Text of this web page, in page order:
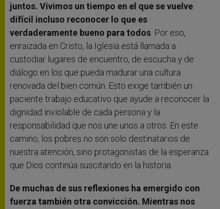
juntos. Vivimos un tiempo en el que se vuelve
difícil incluso reconocer lo que es
verdaderamente bueno para todos . Por eso,
enraizada en Cristo, la Iglesia está llamada a
custodiar lugares de encuentro, de escucha y de
diálogo en los que pueda madurar una cultura
renovada del bien común. Esto exige también un
paciente trabajo educativo que ayude a reconocer la
dignidad inviolable de cada persona y la
responsabilidad que nos une unos a otros. En este
camino, los pobres no son solo destinatarios de
nuestra atención, sino protagonistas de la esperanza
que Dios continúa suscitando en la historia.
De muchas de sus reflexiones ha emergido con
fuerza también otra convicción. Mientras nos